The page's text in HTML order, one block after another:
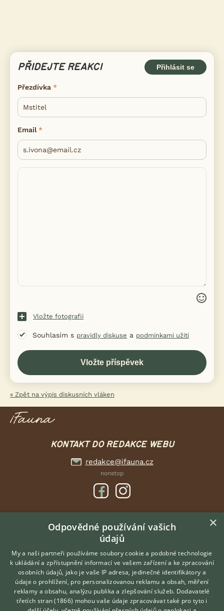
PŘIDEJTE REAKCI Přihlásit se
Přezdívka
Email
Vložte fotografii
Souhlasím s pravidly diskuse a podmínkami užití
« Zpět na výpis diskusních vláken
KONTAKT DO REDAKCE WEBU
redakce@ifauna.cz
nonstop
DOMOVSKÁ STRÁNKA
INZERCE
DISKUSE
ČLÁNKY
O nás
KontaktHledáte zvířecího kamaráda?
×
Odpovědné používání vašich
údajů
My a naši partneři používáme soubory cookie a podobné technologie
k ukládání a zpřístupnění informací ve vašem zařízení a ke zpracování
osobních údajů, jako je vaše IP adresa, jedinečné identifikátory a
údaje o prohlížení, pro personalizovanou reklamu a obsah, měření
reklamy a obsahu, analýzu publika a zlepšování služeb. Dodavatelé
třetích stran (1866) mohou vaše údaje zpracovávat také pro tyto i